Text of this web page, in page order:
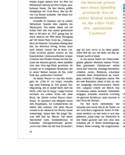
springen
springen